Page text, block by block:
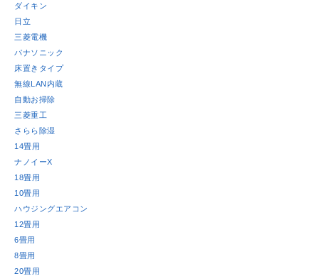
ダイキン
日立
三菱電機
パナソニック
床置きタイプ
無線LAN内蔵
自動お掃除
三菱重工
さらら除湿
14畳用
ナノイーX
18畳用
10畳用
ハウジングエアコン
12畳用
6畳用
8畳用
20畳用